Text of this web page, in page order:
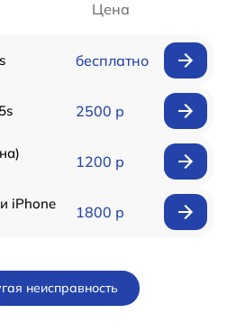
Цена
бесплатно
2500 р
1200 р
iPhone
1800 р
неисправность